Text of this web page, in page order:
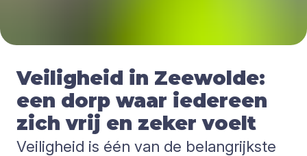
Veiligheid in Zeewolde:
een dorp waar iedereen
zich vrij en zeker voelt
Veiligheid is één van de belangrijkste